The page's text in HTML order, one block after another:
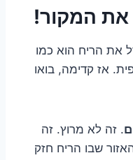
את המקור!
את הריח הוא כמו
אז קדימה, בואו
. זה לא מרוץ. זה
שבו הריח חזק